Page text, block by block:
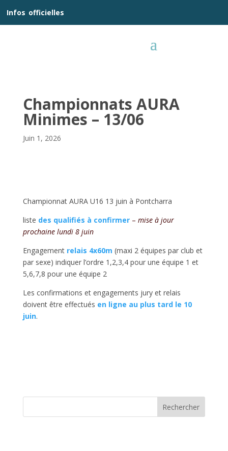
Infos officielles
Championnats AURA
Minimes – 13/06
Juin 1, 2026
Championnat AURA U16 13 juin à Pontcharra
liste des qualifiés à confirmer – mise à jour
prochaine lundi 8 juin
Engagement relais 4x60m (maxi 2 équipes par club et
par sexe) indiquer l’ordre 1,2,3,4 pour une équipe 1 et
5,6,7,8 pour une équipe 2
Les confirmations et engagements jury et relais
doivent être effectués en ligne au plus tard le 10
juin.
Rechercher